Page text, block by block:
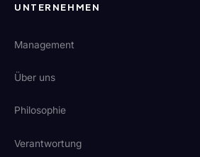
UNTERNEHMEN
Management
Über uns
Philosophie
Verantwortung